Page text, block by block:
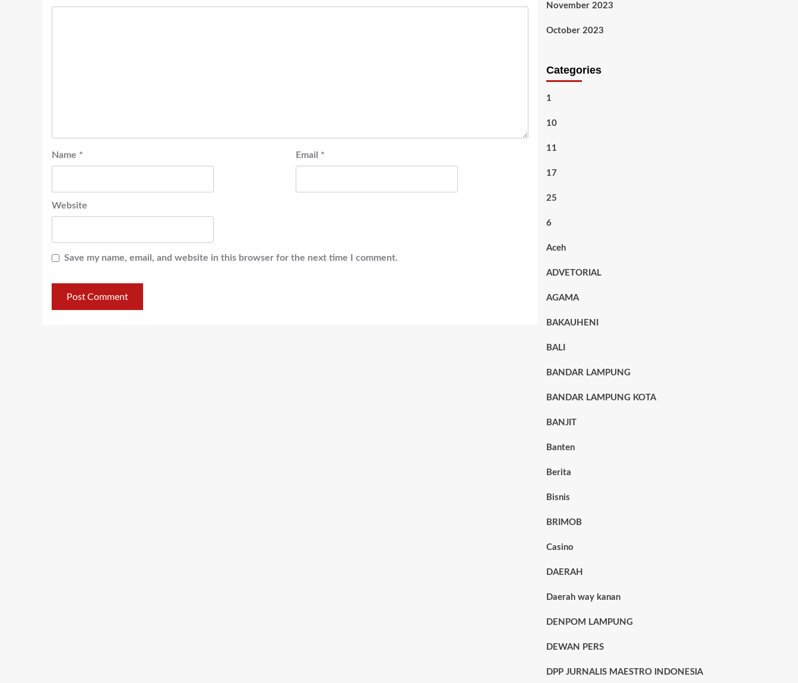
Name * Email *
Website
Save my name, email, and website in this browser for the next time I comment.
November 2023
October 2023
Categories
1
10
11
17
25
6
Aceh
ADVETORIAL
AGAMA
BAKAUHENI
BALI
BANDAR LAMPUNG
BANDAR LAMPUNG KOTA
BANJIT
Banten
Berita
Bisnis
BRIMOB
Casino
DAERAH
Daerah way kanan
DENPOM LAMPUNG
DEWAN PERS
DPP JURNALIS MAESTRO INDONESIA